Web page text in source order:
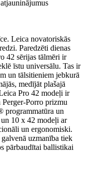
Leica novatoriskās
Paredzēti dienas
42 sērijas tālmēri ir
īstu universālu. Tas ir
un tālsitieniem jebkurā
medījāt plašajā
Pro 42 modeļi ir
Porro prizmu
programmatūra un
10 x 42 modeļi ar
un ergonomiski.
uzmanība tiek
pārbaudītai ballistikai